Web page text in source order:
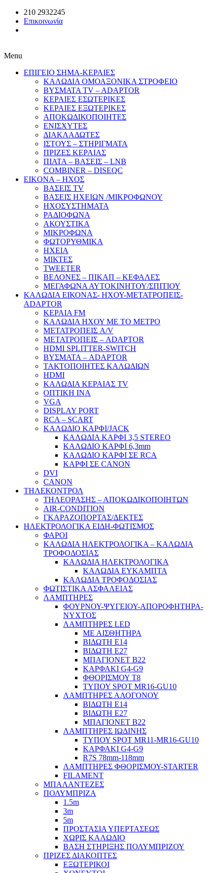
210 2932245
Επικοινωνία
Menu
ΕΠΙΓΕΙΟ ΣΗΜΑ-ΚΕΡΑΙΕΣ
ΚΑΛΩΔΙΑ ΟΜΟΑΞΟΝΙΚΑ ΣΤΡΟΦΕΙΟ
ΒΥΣΜΑΤΑ TV – ADAPTOR
ΚΕΡΑΙΕΣ ΕΣΩΤΕΡΙΚΕΣ
ΚΕΡΑΙΕΣ ΕΞΩΤΕΡΙΚΕΣ
ΑΠΟΚΩΔΙΚΟΠΟΙΗΤΕΣ
ΕΝΙΣΧΥΤΕΣ
ΔΙΑΚΛΑΔΩΤΕΣ
ΙΣΤΟΥΣ – ΣΤΗΡΙΓΜΑΤΑ
ΠΡΙΖΕΣ ΚΕΡΑΙΑΣ
ΠΙΑΤΑ – ΒΑΣΕΙΣ – LNB
COMBINER – DISEQC
EIKONA – ΗΧΟΣ
ΒΑΣΕΙΣ TV
ΒΑΣΕΙΣ ΗΧΕΙΩΝ /ΜΙΚΡΟΦΩΝΟΥ
ΗΧΟΣΥΣΤΗΜΑΤΑ
ΡΑΔΙΟΦΩΝΑ
ΑΚΟΥΣΤΙΚΑ
ΜΙΚΡΟΦΩΝΑ
ΦΩΤΟΡΥΘΜΙΚΑ
ΗΧΕΙΑ
ΜΙΚΤΕΣ
TWEETER
ΒΕΛΟΝΕΣ – ΠΙΚΑΠ – ΚΕΦΑΛΕΣ
ΜΕΓΑΦΩΝΑ ΑΥΤΟΚΙΝΗΤΟΥ/ΣΠΙΤΙΟΥ
ΚΑΛΩΔΙΑ ΕΙΚΟΝΑΣ- ΗΧΟΥ-ΜΕΤΑΤΡΟΠΕΙΣ-
ADAPTOR
ΚΕΡΑΙΑ FM
ΚΑΛΩΔΙΑ ΗΧΟΥ ΜΕ ΤΟ ΜΕΤΡΟ
ΜΕΤΑΤΡΟΠΕΙΣ A/V
ΜΕΤΑΤΡΟΠΕΙΣ – ADAPTOR
HDMI SPLITTER-SWITCH
ΒΥΣΜΑΤΑ – ADAPTOR
ΤΑΚΤΟΠΟΙΗΤΕΣ ΚΑΛΩΔΙΩΝ
HDMI
ΚΑΛΩΔΙΑ ΚΕΡΑΙΑΣ TV
ΟΠΤΙΚΗ ΙΝΑ
VGA
DISPLAY PORT
RCA – SCART
ΚΑΛΩΔΙΟ ΚΑΡΦΙ/JACK
ΚΑΛΩΔΙΑ ΚΑΡΦΙ 3,5 STEREO
ΚΑΛΩΔΙΟ ΚΑΡΦΙ 6,3mm
ΚΑΛΩΔΙΟ ΚΑΡΦΙ ΣΕ RCA
ΚΑΡΦΙ ΣΕ CANON
DVI
CANON
ΤΗΛΕΚΟΝΤΡΟΛ
ΤΗΛΕΟΡΑΣΗΣ – ΑΠΟΚΩΔΙΚΟΠΟΙΗΤΩΝ
AIR-CONDITION
ΓΚΑΡΑΖΟΠΟΡΤΑΣ/ΔΕΚΤΕΣ
ΗΛΕΚΤΡΟΛΟΓΙΚΑ ΕΙΔΗ-ΦΩΤΙΣΜΟΣ
ΦΑΡΟΙ
ΚΑΛΩΔΙΑ ΗΛΕΚΤΡΟΛΟΓΙΚΑ – ΚΑΛΩΔΙΑ
ΤΡΟΦΟΔΟΣΙΑΣ
ΚΑΛΩΔΙΑ ΗΛΕΚΤΡΟΛΟΓΙΚΑ
ΚΑΛΩΔΙΑ ΕΥΚΑΜΠΤΑ
ΚΑΛΩΔΙΑ ΤΡΟΦΟΔΟΣΙΑΣ
ΦΩΤΙΣΤΙΚΑ ΑΣΦΑΛΕΙΑΣ
ΛΑΜΠΤΗΡΕΣ
ΦΟΥΡΝΟΥ-ΨΥΓΕΙΟΥ-ΑΠΟΡΟΦΗΤΗΡΑ-
ΝΥΧΤΟΣ
ΛΑΜΠΤΗΡΕΣ LED
ΜΕ ΑΙΣΘΗΤΗΡΑ
ΒΙΔΩΤΗ Ε14
ΒΙΔΩΤΗ Ε27
ΜΠΑΓΙΟΝΕΤ Β22
ΚΑΡΦΑΚΙ G4-G9
ΦΘΟΡΙΣΜΟΥ Τ8
ΤΥΠΟΥ SPOT MR16-GU10
ΛΑΜΠΤΗΡΕΣ ΑΛΟΓΟΝΟΥ
ΒΙΔΩΤΗ Ε14
ΒΙΔΩΤΗ Ε27
ΜΠΑΓΙΟΝΕΤ Β22
ΛΑΜΠΤΗΡΕΣ ΙΩΔΙΝΗΣ
ΤΥΠΟΥ SPOT MR11-MR16-GU10
ΚΑΡΦΑΚΙ G4-G9
R7S 78mm-118mm
ΛΑΜΠΤΗΡΕΣ ΦΘΟΡΙΣΜΟΥ-STARTER
FILAMENT
ΜΠΑΛΑΝΤΕΖΕΣ
ΠΟΛΥΜΠΡΙΖΑ
1.5m
3m
5m
ΠΡΟΣΤΑΣΙΑ ΥΠΕΡΤΑΣΕΩΣ
ΧΩΡΙΣ ΚΑΛΩΔΙΟ
ΒΑΣΗ ΣΤΗΡΙΞΗΣ ΠΟΛΥΜΠΡΙΖΟΥ
ΠΡΙΖΕΣ ΔΙΑΚΟΠΤΕΣ
ΕΞΩΤΕΡΙΚΟΙ